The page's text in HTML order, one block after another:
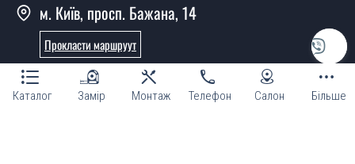
Каталог Замір Монтаж Телефон Салон Більше
Від 5200 грн.
Потрібні двері вхідні економ класу,
що порадите?
Кожна наша порада індивідуальна, у тому числі і з
м. Київ, просп. Бажана, 14
Прокласти маршруут
Онлайн консультант